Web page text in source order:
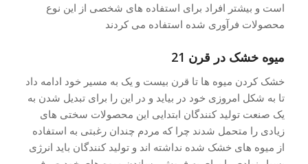
است و بیشتر افراد برای استفاده های شخصی از این نوع
محصولات فرآوری شده استفاده می کردند
میوه خشک در قرن 21
خشک کردن میوه ها تا قرن بیست و یک به مسیر خود ادامه داد
تا به شکل امروزی خود در بیاید و در این را برای تبدیل شدن به
یک صنعت تولید کنندگان ابتدایی این محصولات سختی های
زیادی را متحمل شدند چرا که مردم چندان رغبتی به استفاده
از میوه های خشک شده نداشته اند و تولید کنندگان باید انرژی